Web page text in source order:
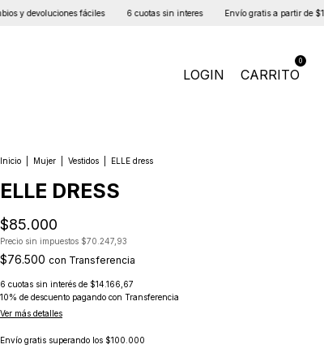
fáciles 6 cuotas sin interes Envío gratis a partir de $100mil
LOGIN CARRITO
0
Inicio Mujer Vestidos ELLE dress
ELLE DRESS
$85.000
Precio sin impuestos $70.247,93
$76.500 con Transferencia
6 cuotas sin interés de $14.166,67
10% de descuento pagando con Transferencia
Ver más detalles
Envío gratis superando los $100.000